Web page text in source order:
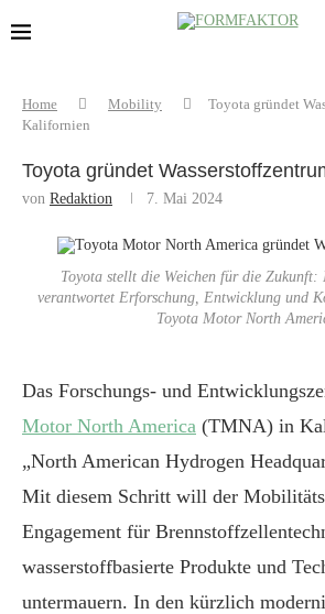
Home Mobility
Toyota gründet
Kalifornien
Toyota gründet
von Redaktion 7. Mai 2024
Toyota stellt die Weichen für die Zukunft:
verantwortet Erforschung, Entwicklung und
Toyota Motor North
Das Forschungs- und
Motor North America (TMNA) in
„North American Hydrogen
Mit diesem Schritt will der
Engagement für
wasserstoffbasierte Produkte und
untermauern. In den kürzlich